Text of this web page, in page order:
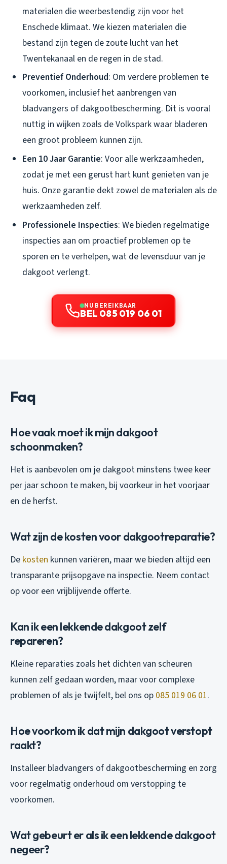
materialen die weerbestendig zijn voor het
Enschede klimaat. We kiezen materialen die
bestand zijn tegen de zoute lucht van het
Twentekanaal en de regen in de stad.
Preventief Onderhoud: Om verdere problemen te
voorkomen, inclusief het aanbrengen van
bladvangers of dakgootbescherming. Dit is vooral
nuttig in wijken zoals de Volkspark waar bladeren
een groot probleem kunnen zijn.
Een 10 Jaar Garantie: Voor alle werkzaamheden,
zodat je met een gerust hart kunt genieten van je
huis. Onze garantie dekt zowel de materialen als de
werkzaamheden zelf.
Professionele Inspecties: We bieden regelmatige
inspecties aan om proactief problemen op te
sporen en te verhelpen, wat de levensduur van je
dakgoot verlengt.
NU BEREIKBAAR
BEL 085 019 06 01
Faq
Hoe vaak moet ik mijn dakgoot
schoonmaken?
Het is aanbevolen om je dakgoot minstens twee keer
per jaar schoon te maken, bij voorkeur in het voorjaar
en de herfst.
Wat zijn de kosten voor dakgootreparatie?
De kosten kunnen variëren, maar we bieden altijd een
transparante prijsopgave na inspectie. Neem contact
op voor een vrijblijvende offerte.
Kan ik een lekkende dakgoot zelf
repareren?
Kleine reparaties zoals het dichten van scheuren
kunnen zelf gedaan worden, maar voor complexe
problemen of als je twijfelt, bel ons op 085 019 06 01.
Hoe voorkom ik dat mijn dakgoot verstopt
raakt?
Installeer bladvangers of dakgootbescherming en zorg
voor regelmatig onderhoud om verstopping te
voorkomen.
Wat gebeurt er als ik een lekkende dakgoot
negeer?